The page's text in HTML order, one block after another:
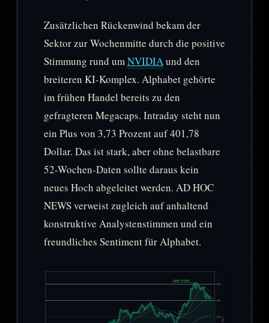
Zusätzlichen Rückenwind bekam der
Sektor zur Wochenmitte durch die positive
Stimmung rund umNVIDIAund den
breiteren KI-Komplex. Alphabet gehörte
im frühen Handel bereits zu den
gefragteren Megacaps. Intraday steht nun
ein Plus von 3,73 Prozent auf 401,78
Dollar. Das ist stark, aber ohne belastbare
52-Wochen-Daten sollte daraus kein
neues Hoch abgeleitet werden. AD HOC
NEWS verweist zugleich auf anhaltend
konstruktive Analystenstimmen und ein
freundliches Sentiment für Alphabet.